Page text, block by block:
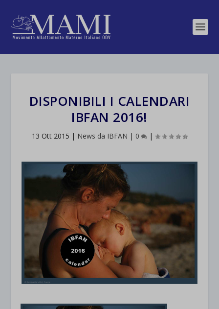
DISPONIBILI I CALENDARI
IBFAN 2016!
13 Ott 2015 | News da IBFAN | 0 |